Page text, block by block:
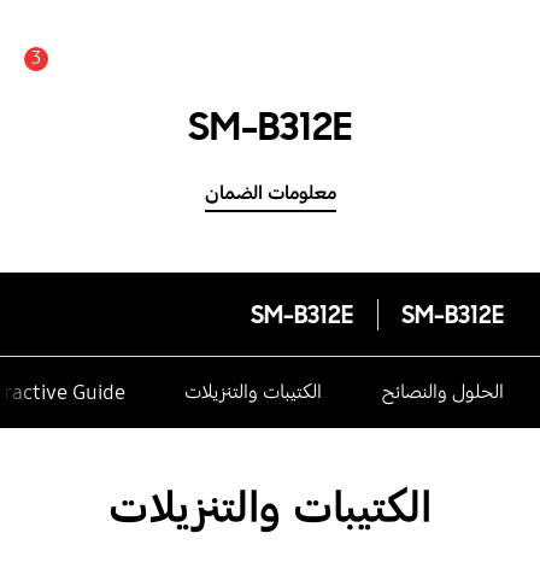
3
SM-B312E
معلومات الضمان
SM-B312E
SM-B312E
الحلول والنصائح الكتيبات والتنزيلات Guide
الكتيبات والتنزيلات